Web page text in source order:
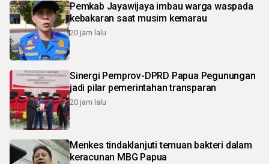
Pemkab Jayawijaya imbau warga waspada
kebakaran saat musim kemarau
20 jam lalu
Sinergi Pemprov-DPRD Papua Pegunungan
jadi pilar pemerintahan transparan
20 jam lalu
Menkes tindaklanjuti temuan bakteri dalam
keracunan MBG Papua